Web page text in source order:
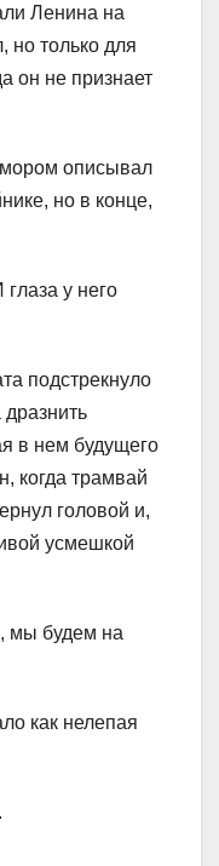
Ленина на
но только для
он не признает
описывал
но в конце,
у него
подстрекнуло
в нем будущего
когда трамвай
головой и,
усмешкой
мы будем на
как нелепая